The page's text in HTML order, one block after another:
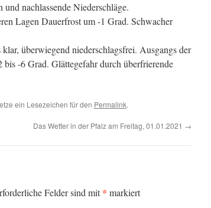
nachlassende Niederschläge.
Lagen Dauerfrost um -1 Grad. Schwacher
überwiegend niederschlagsfrei. Ausgangs der
-6 Grad. Glättegefahr durch überfrierende
ein Lesezeichen für den Permalink.
Das Wetter in der Pfalz am Freitag, 01.01.2021 →
Felder sind mit* markiert